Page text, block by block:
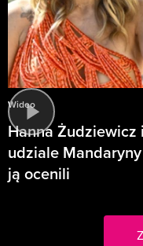
Wideo
Hanna Żudziewicz
udziale
ją ocenili